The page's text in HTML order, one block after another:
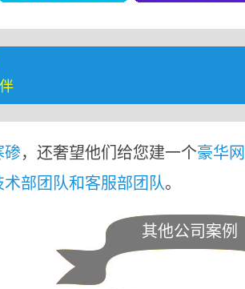
碜，还奢望他们给您建一个豪华
术部团队和客服部团队。
其他公司案例